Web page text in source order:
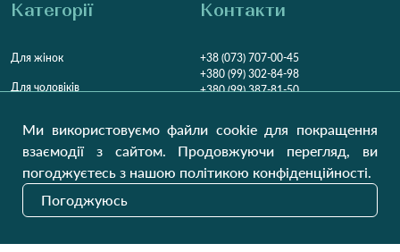
Категорії
Для жінок
Для чоловіків
Домашній текстиль
Контакти
+38 (073) 707-00-45
+380 (99) 302-84-98
+380 (99) 387-81-50
Пн-Пт9:00 - 16:00
НДВихідний
Наші оновлення
Ми використовуємо файли cookie для покращення
взаємодії з сайтом. Продовжуючи перегляд, ви
погоджуєтесь з нашою політикою конфіденційності.
Погоджуюсь